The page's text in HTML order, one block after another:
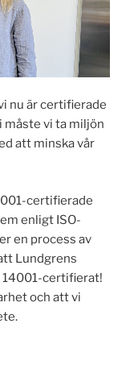
nu är certifierade
måste vi ta miljön
att minska vår
certifierade
enligt ISO-
en process av
Lundgrens
14001-certifierat!
och att vi